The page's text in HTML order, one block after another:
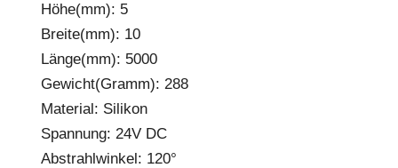
Höhe(mm): 5
Breite(mm): 10
Länge(mm): 5000
Gewicht(Gramm): 288
Material: Silikon
Spannung: 24V DC
Abstrahlwinkel: 120°